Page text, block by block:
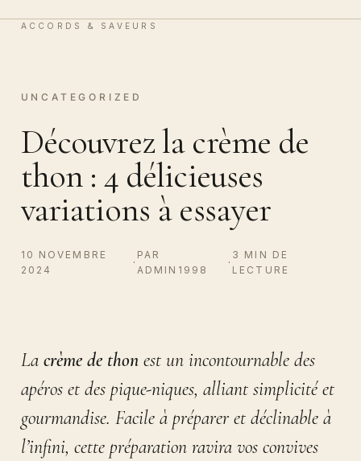
ACCORDS & SAVEURS
UNCATEGORIZED
Découvrez la crème de
thon : 4 délicieuses
variations à essayer
10 NOVEMBRE
2024
·
PAR
ADMIN1998
·
3 MIN DE
LECTURE
La crème de thonest un incontournable des
apéros et des pique-niques, alliant simplicité et
gourmandise. Facile à préparer et déclinable à
l’infini, cette préparation ravira vos convives